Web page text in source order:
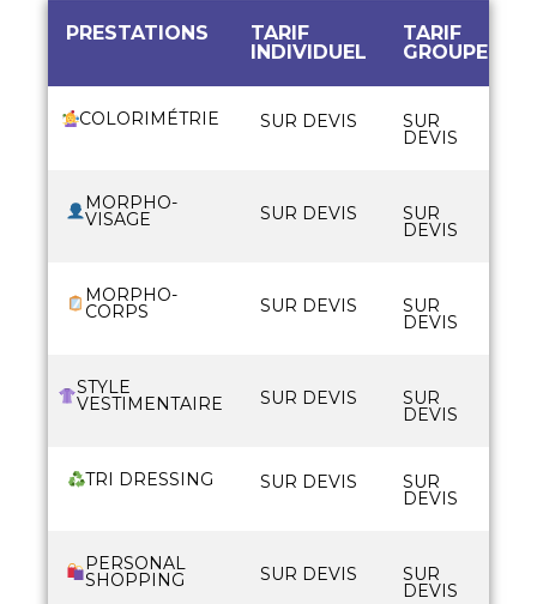
PRESTATIONS
TARIF
INDIVIDUEL
TARIF
GROUPE
COLORIMÉTRIE SUR DEVIS SUR
DEVIS
MORPHO-
VISAGE SUR DEVIS SUR
DEVIS
MORPHO-
CORPS SUR DEVIS SUR
DEVIS
STYLE
VESTIMENTAIRE SUR DEVIS SUR
DEVIS
TRI DRESSING SUR DEVIS SUR
DEVIS
PERSONAL
SHOPPING SUR DEVIS SUR
DEVIS